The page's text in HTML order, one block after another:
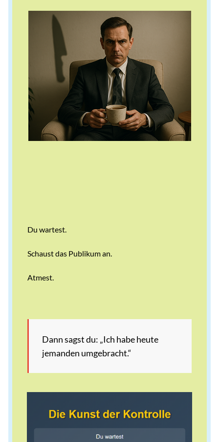
Du wartest.
Schaust das Publikum an.
Atmest.
Dann sagst du: „Ich habe heute
jemanden umgebracht.“